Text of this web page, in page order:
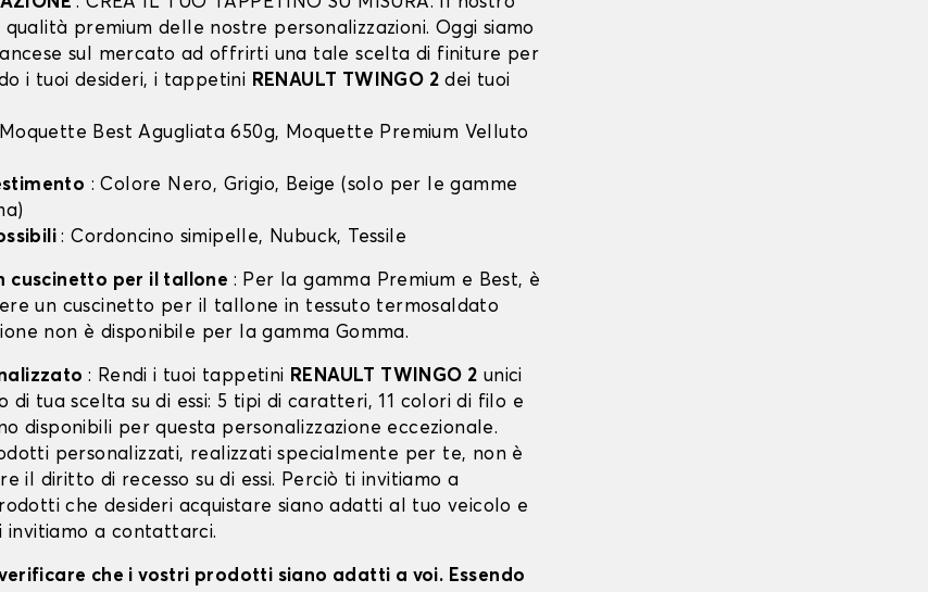
premium delle nostre personalizzazioni. Oggi siamo
sul mercato ad offrirti una tale scelta di finiture per
i tuoi desideri, i tappetini RENAULT TWINGO 2 dei tuoi
Best Agugliata 650g, Moquette Premium Velluto
: Colore Nero, Grigio, Beige (solo per le gamme
: Cordoncino simipelle, Nubuck, Tessile
cuscinetto per il tallone : Per la gamma Premium e Best, è
un cuscinetto per il tallone in tessuto termosaldato
non è disponibile per la gamma Gomma.
: Rendi i tuoi tappetini RENAULT TWINGO 2 unici
di tua scelta su di essi: 5 tipi di caratteri, 11 colori di filo e
disponibili per questa personalizzazione eccezionale.
personalizzati, realizzati specialmente per te, non è
il diritto di recesso su di essi. Perciò ti invitiamo a
che desideri acquistare siano adatti al tuo veicolo e
invitiamo a contattarci.
che i vostri prodotti siano adatti a voi. Essendo